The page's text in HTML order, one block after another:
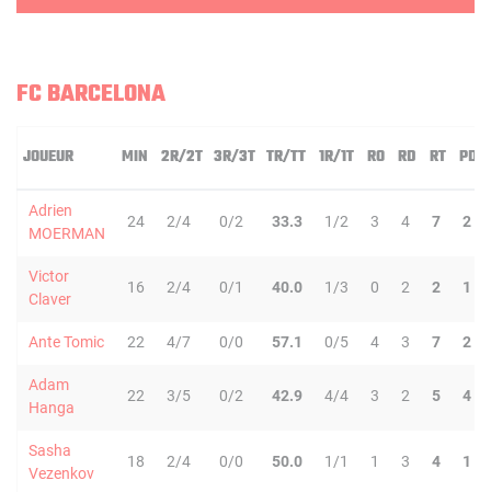
FC BARCELONA
JOUEUR MIN 2R/2T 3R/3T TR/TT 1R/1T RO RD RT PD
Adrien
MOERMAN
24 2/4 0/2 33.3 1/2 3 4 7 2
Victor
Claver
16 2/4 0/1 40.0 1/3 0 2 2 1
Ante Tomic 22 4/7 0/0 57.1 0/5 4 3 7 2
Adam
Hanga
22 3/5 0/2 42.9 4/4 3 2 5 4
Sasha
Vezenkov
18 2/4 0/0 50.0 1/1 1 3 4 1